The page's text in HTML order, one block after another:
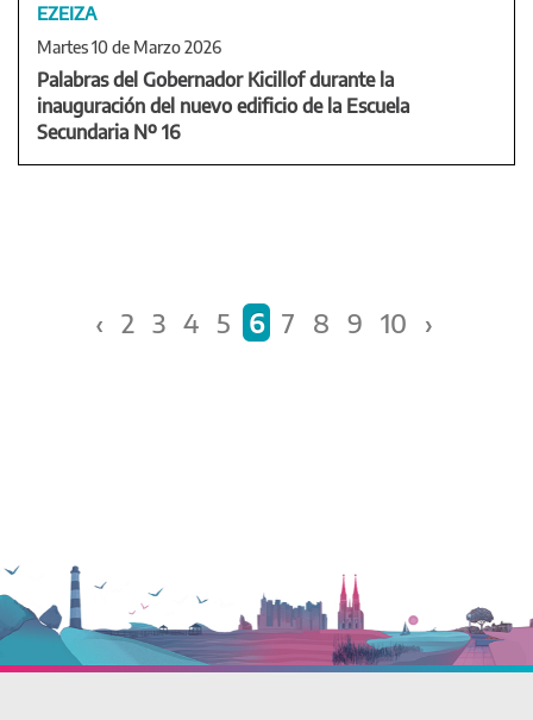
EZEIZA
Martes 10 de Marzo 2026
Palabras del Gobernador Kicillof durante la
inauguración del nuevo edificio de la Escuela
Secundaria Nº 16
‹ 2 3 4 5 6 7 8 9 10 ›